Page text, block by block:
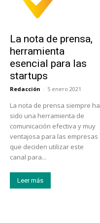
La nota de prensa,
herramienta
esencial para las
startups
Redacción - 5 enero 2021
La nota de prensa siempre ha
sido una herramienta de
comunicación efectiva y muy
ventajosa para las empresas
que deciden utilizar este
canal para...
Leer más